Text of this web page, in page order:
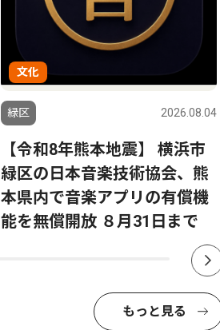
文化
緑区 2026.08.04
【令和8年熊本地震】 横浜市
緑区の日本音楽技術協会、熊
本県内で音楽アプリの有償機
能を無償開放 ８月31日まで
もっと見る